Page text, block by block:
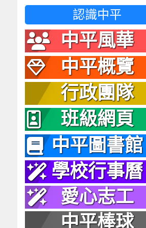
認識中平
中平風華
中平概覽
行政團隊
班級網頁
中平圖書館
學校行事曆
愛心志工
中平棒球